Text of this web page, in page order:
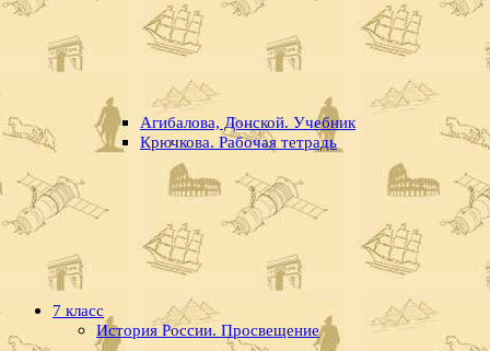
Агибалова, Донской. Учебник
Крючкова. Рабочая тетрадь
7 класс
История России. Просвещение